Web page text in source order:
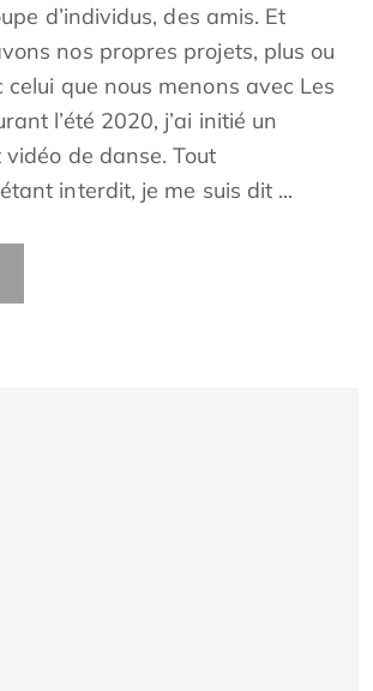
d’individus, des amis. Et
nos propres projets, plus ou
celui que nous menons avec Les
l’été 2020, j’ai initié un
de danse. Tout
interdit, je me suis dit ...